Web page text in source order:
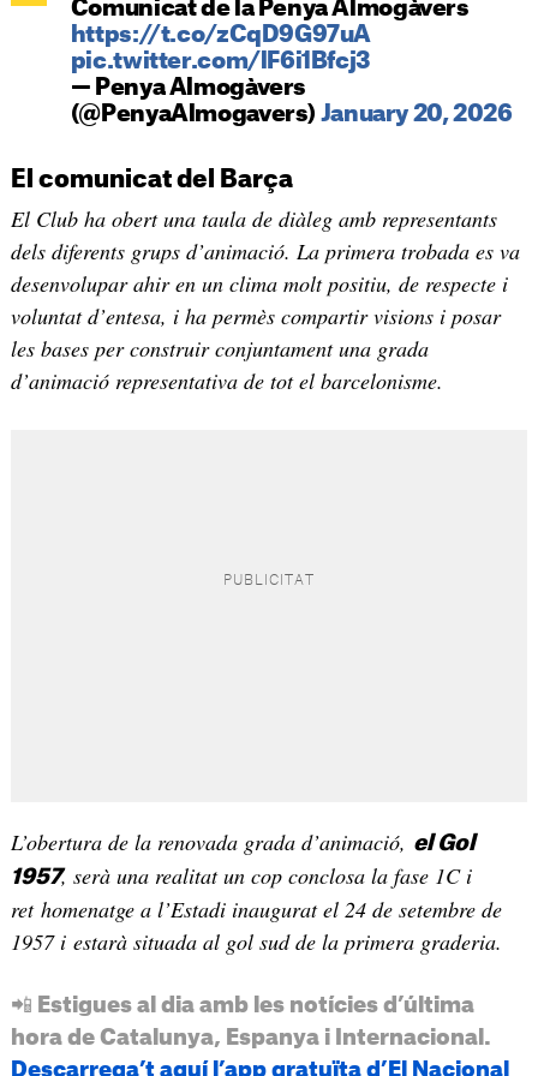
Comunicat de la Penya Almogàvers
https://t.co/zCqD9G97uA
pic.twitter.com/lF6i1Bfcj3
— Penya Almogàvers
(@PenyaAlmogavers) January 20, 2026
El comunicat del Barça
El Club ha obert una taula de diàleg amb representants
dels diferents grups d’animació. La primera trobada es va
desenvolupar ahir en un clima molt positiu, de respecte i
voluntat d’entesa, i ha permès compartir visions i posar
les bases per construir conjuntament una grada
d’animació representativa de tot el barcelonisme.
L’obertura de la renovada grada d’animació, el Gol
1957, serà una realitat un cop conclosa la fase 1C i
ret homenatge a l’Estadi inaugurat el 24 de setembre de
1957 i estarà situada al gol sud de la primera graderia.
📲 Estigues al dia amb les notícies d’última
hora de Catalunya, Espanya i Internacional.
Descarrega’t aquí l’app gratuïta d’El Nacional